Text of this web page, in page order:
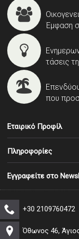
Έμφαση
τάσεις
που
Εταιρικό Προφίλ
Πληροφορίες
Εγγραφείτε στο
+30 2109760472
Όθωνος 46,